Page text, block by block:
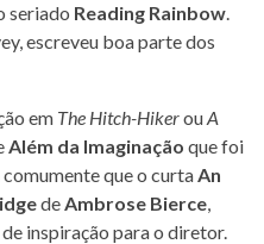
seriado Reading Rainbow.
escreveu boa parte dos
em The Hitch-HikerouA
Além da Imaginação que foi
que o curtaAn
deAmbrose Bierce,
inspiração para o diretor.